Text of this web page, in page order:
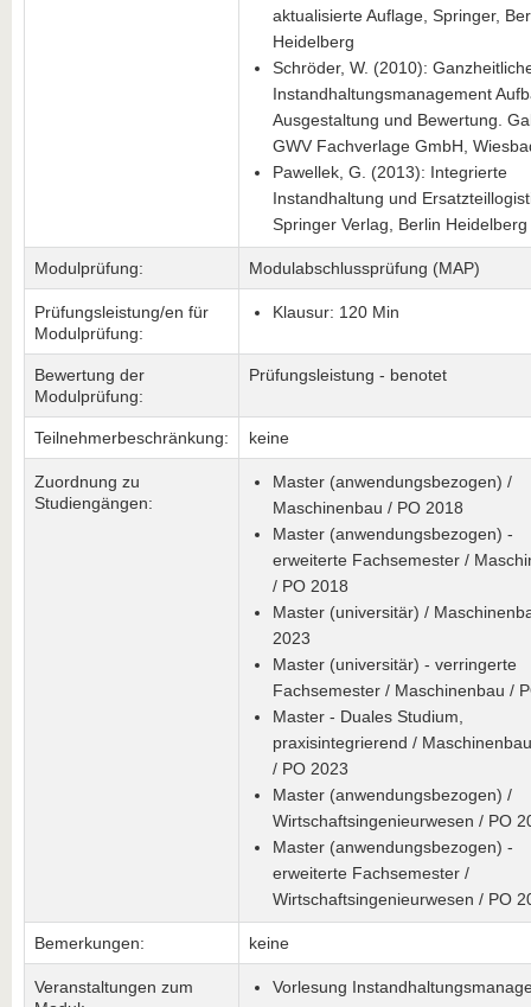
aktualisierte Auflage, Springer,
Heidelberg
Schröder, W. (2010):
Instandhaltungsmanagement
Ausgestaltung und Bewertung.
GWV Fachverlage GmbH,
Pawellek, G. (2013): Integrierte
Instandhaltung und
Springer Verlag, Berlin Heidelberg
Modulprüfung: Modulabschlussprüfung (MAP)
Prüfungsleistung/en für
Modulprüfung:
Klausur: 120 Min
Bewertung der
Modulprüfung:
Prüfungsleistung - benotet
Teilnehmerbeschränkung: keine
Zuordnung zu
Studiengängen:
Master (anwendungsbezogen) /
Maschinenbau / PO 2018
Master (anwendungsbezogen) -
erweiterte Fachsemester /
/ PO 2018
Master (universitär) /
2023
Master (universitär) - verringerte
Fachsemester / Maschinenbau /
Master - Duales Studium,
praxisintegrierend /
/ PO 2023
Master (anwendungsbezogen) /
Wirtschaftsingenieurwesen / PO
Master (anwendungsbezogen) -
erweiterte Fachsemester /
Wirtschaftsingenieurwesen / PO
Bemerkungen: keine
Veranstaltungen zum
Vorlesung